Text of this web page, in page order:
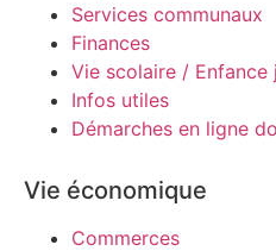
Services communaux
Finances
Vie scolaire /
Infos utiles
Démarches en ligne
Vie économique
Commerces